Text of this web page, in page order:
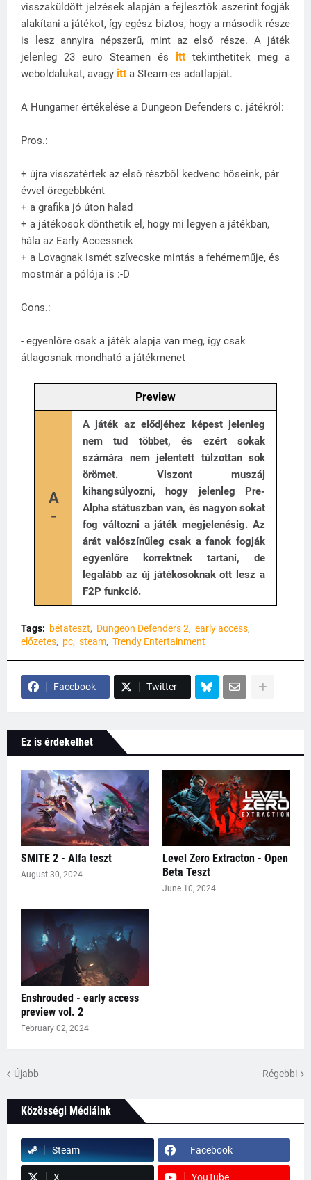
visszaküldött jelzések alapján a fejlesztők aszerint fogják
alakítani a játékot, így egész biztos, hogy a második része
is lesz annyira népszerű, mint az első része. A játék
jelenleg 23 euro Steamen és itttekinthetitek meg a
weboldalukat, avagy itta Steam-es adatlapját.
A Hungamer értékelése a Dungeon Defenders c. játékról:
Pros.:
+ újra visszatértek az első részből kedvenc hőseink, pár
évvel öregebbként
+ a grafika jó úton halad
+ a játékosok dönthetik el, hogy mi legyen a játékban,
hála az Early Accessnek
+ a Lovagnak ismét szívecske mintás a fehérneműje, és
mostmár a pólója is :-D
Cons.:
- egyenlőre csak a játék alapja van meg, így csak
átlagosnak mondható a játékmenet
Preview
A
-
A játék az elődjéhez képest jelenleg
nem tud többet, és ezért sokak
számára nem jelentett túlzottan sok
örömet. Viszont muszáj
kihangsúlyozni, hogy jelenleg Pre-
Alpha státuszban van, és nagyon sokat
fog változni a játék megjelenésig. Az
árát valószínűleg csak a fanok fogják
egyenlőre korrektnek tartani, de
legalább az új játékosoknak ott lesz a
F2P funkció.
Tags: bétateszt Dungeon Defenders 2 early access
előzetes
pc steam Trendy Entertainment
Facebook Twitter
Ez is érdekelhet
SMITE 2 - Alfa teszt
August 30, 2024
Level Zero Extracton - Open
Beta Teszt
June 10, 2024
Enshrouded - early access
preview vol. 2
February 02, 2024
Újabb Régebbi
Közösségi Médiáink
Steam Facebook
X YouTube